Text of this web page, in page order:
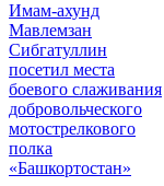
Имам-ахунд
Мавлемзан
Сибгатуллин
посетил места
боевого слаживания
добровольческого
мотострелкового
полка
«Башкортостан»